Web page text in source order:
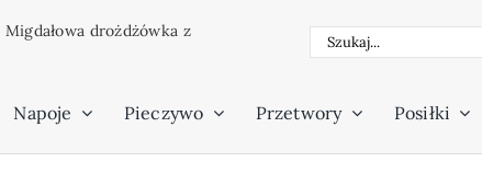
Migdałowa drożdżówka z
Szukaj
Napoje Pieczywo Przetwory Posiłki